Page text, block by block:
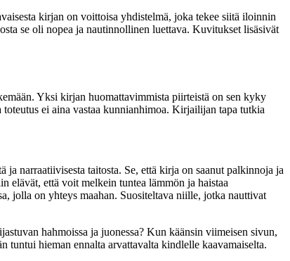
kirjan on voittoisa yhdistelmä, joka tekee siitä iloinnin
se oli nopea ja nautinnollinen luettava. Kuvitukset lisäsivät
Yksi kirjan huomattavimmista piirteistä on sen kyky
ei aina vastaa kunnianhimoa. Kirjailijan tapa tutkia
narraatiivisesta taitosta. Se, että kirja on saanut palkinnoja ja
elävät, että voit melkein tuntea lämmön ja haistaa
jolla on yhteys maahan. Suositeltava niille, jotka nauttivat
hahmoissa ja juonessa? Kun käänsin viimeisen sivun,
hieman ennalta arvattavalta kindlelle kaavamaiselta.